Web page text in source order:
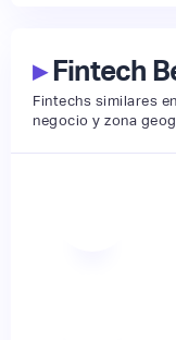
▸Fintech
Fintechs similares
negocio y zona